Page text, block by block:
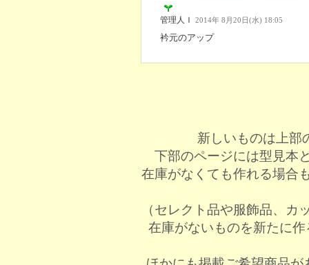
管理人Ｉ 2014年 8月20日(水) 18:05
衿元のアップ
新しいものは上部
下部のページには型見本
在庫がなくても作れる場合
（セレクト品や服飾品、
在庫がないものを新たに